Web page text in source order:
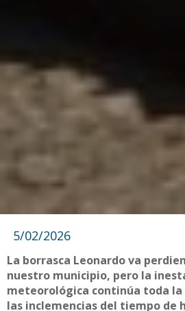
5/02/2026
La borrasca Leonardo va
nuestro municipio, pero la
meteorológica continúa toda la
las inclemencias del tiempo de